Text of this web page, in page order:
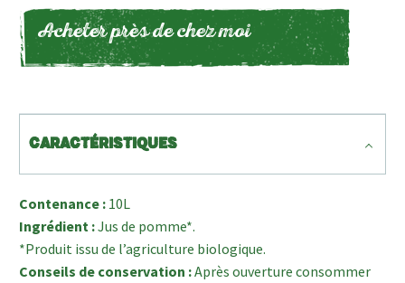
Acheter près de chez moi
CARACTÉRISTIQUES
Contenance : 10L
Ingrédient :Jus de pomme*.
*Produit issu de l’agriculture biologique.
Conseils de conservation :Après ouverture consommer